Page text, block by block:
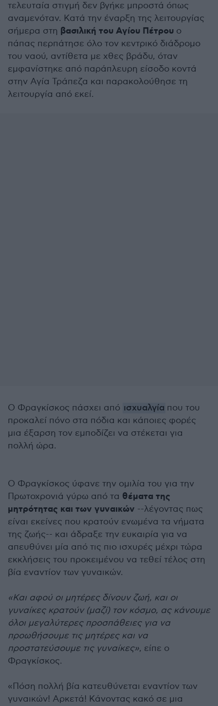
τελευταία στιγμή δεν βγήκε μπροστά όπως
αναμενόταν. Κατά την έναρξη της λειτουργίας
σήμερα στη βασιλική του Αγίου Πέτρου ο
πάπας περπάτησε όλο τον κεντρικό διάδρομο
του ναού, αντίθετα με χθες βράδυ, όταν
εμφανίστηκε από παράπλευρη είσοδο κοντά
στην Αγία Τράπεζα και παρακολούθησε τη
λειτουργία από εκεί.
Ο Φραγκίσκος πάσχει από ισχυαλγία που του
προκαλεί πόνο στα πόδια και κάποιες φορές
μια έξαρση τον εμποδίζει να στέκεται για
πολλή ώρα.
Ο Φραγκίσκος ύφανε την ομιλία του για την
Πρωτοχρονιά γύρω από τα θέματα της
μητρότητας και των γυναικών --λέγοντας πως
είναι εκείνες που κρατούν ενωμένα τα νήματα
της ζωής-- και άδραξε την ευκαιρία για να
απευθύνει μία από τις πιο ισχυρές μέχρι τώρα
εκκλήσεις του προκειμένου να τεθεί τέλος στη
βία εναντίον των γυναικών.
«Και αφού οι μητέρες δίνουν ζωή, και οι
γυναίκες κρατούν (μαζί) τον κόσμο, ας κάνουμε
όλοι μεγαλύτερες προσπάθειες για να
προωθήσουμε τις μητέρες και να
προστατεύσουμε τις γυναίκες», είπε ο
Φραγκίσκος.
«Πόση πολλή βία κατευθύνεται εναντίον των
γυναικών! Αρκετά! Κάνοντας κακό σε μια